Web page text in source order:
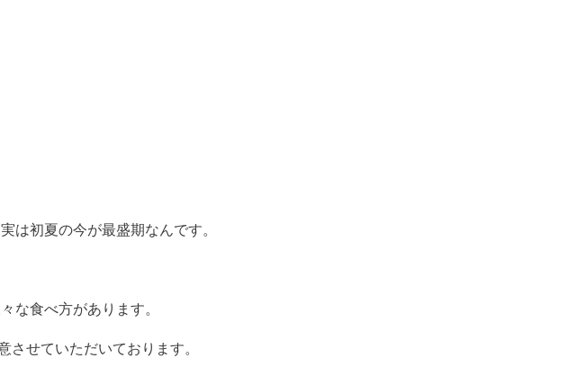
は初夏の今が最盛期なんです。
な食べ方があります。
させていただいております。